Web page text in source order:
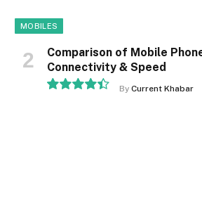
MOBILES
Comparison of Mobile
Connectivity & Speed
By Current Khabar